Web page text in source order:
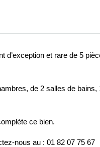
et rare de 5
de 2 salles de
ce bien.
nous au : 01 82 07 75 67